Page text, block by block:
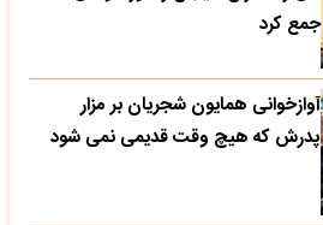
جمع کرد
آوازخوانی همایون شجریان بر مزار
پدرش که هیچ وقت قدیمی نمی شود